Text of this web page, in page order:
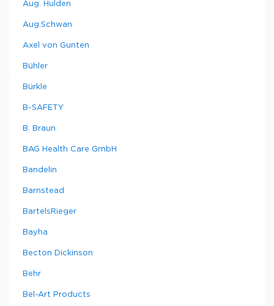
Aug. Hulden
Aug.Schwan
Axel von Gunten
Bühler
Bürkle
B-SAFETY
B. Braun
BAG Health Care GmbH
Bandelin
Barnstead
BartelsRieger
Bayha
Becton Dickinson
Behr
Bel-Art Products